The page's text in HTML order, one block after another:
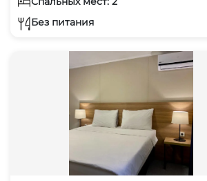
Без питания